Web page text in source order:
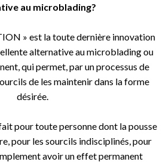
au microblading?
» est la toute dernière innovation
alternative au microblading ou
qui permet, par un processus de
de les maintenir dans la forme
désirée.
pour toute personne dont la pousse
pour les sourcils indisciplinés, pour
avoir un effet permanent